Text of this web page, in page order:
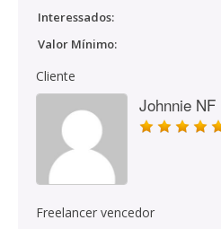
Interessados:
Valor Mínimo:
Cliente
Johnnie NF
Freelancer vencedor